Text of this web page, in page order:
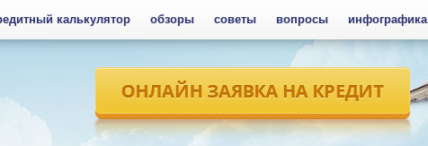
калькулятор обзоры советы вопросы инфографика